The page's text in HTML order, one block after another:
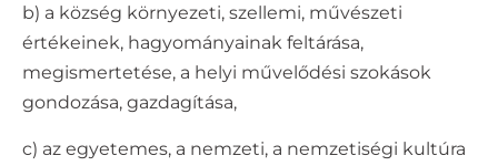
b) a község környezeti, szellemi, művészeti
értékeinek, hagyományainak feltárása,
megismertetése, a helyi művelődési szokások
gondozása, gazdagítása,
c) az egyetemes, a nemzeti, a nemzetiségi kultúra